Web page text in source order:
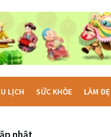
LỊCH SỨC KHỎE LÀM